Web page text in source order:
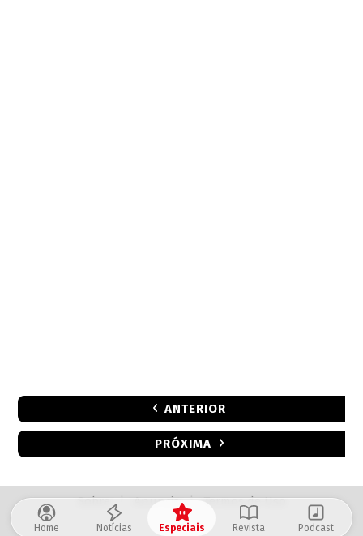
ANTERIOR
PRÓXIMA
Sobre | Anuncie | Termos de Uso
Home Notícias Especiais Revista Podcast